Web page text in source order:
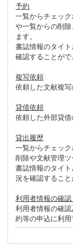
予約
一覧からチェッ
や一覧からの削
ます。
書誌情報のタイ
確認することがで
複写依頼
依頼した文献複写
貸借依頼
依頼した外部貸借
貸出履歴
一覧からチェッ
削除や文献管理ツ
書誌情報のタイ
況を確認すること
利用者情報の確
利用者情報の確
約等の申込に利用